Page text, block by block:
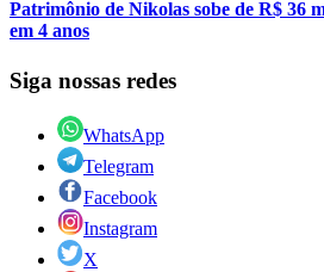
Patrimônio de Nikolas sobe de R$ 36
em 4 anos
Siga nossas redes
WhatsApp
Telegram
Facebook
Instagram
X